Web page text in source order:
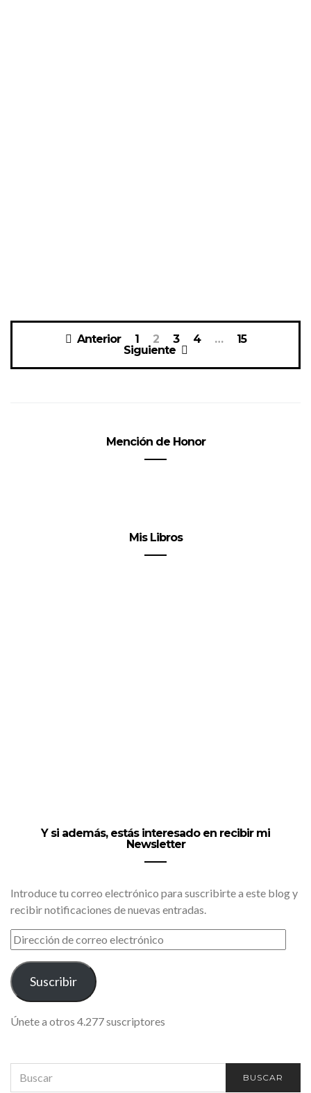
Navegación
Anterior 1 2 3 4 …
15
Siguiente
Mención de Honor
Mis Libros
Y si además, estás interesado en recibir mi
Newsletter
Introduce tu correo electrónico para suscribirte a este blog y
recibir notificaciones de nuevas entradas.
DIRECCIÓN
DE
CORREO
ELECTRÓNICO
Suscribir
Únete a otros 4.277 suscriptores
FOR:
BUSCAR